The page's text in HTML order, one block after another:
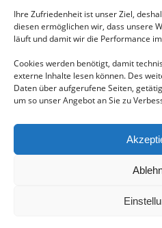
Ihre Zufriedenheit ist unser Ziel,
diesen ermöglichen wir, dass unsere
läuft und damit wir die Performance
Cookies werden benötigt, damit
externe Inhalte lesen können. Des
Daten über aufgerufene Seiten,
um so unser Angebot an Sie zu
AGB
EULA
Datenschutzerklärung
Folgen Sie uns auch in